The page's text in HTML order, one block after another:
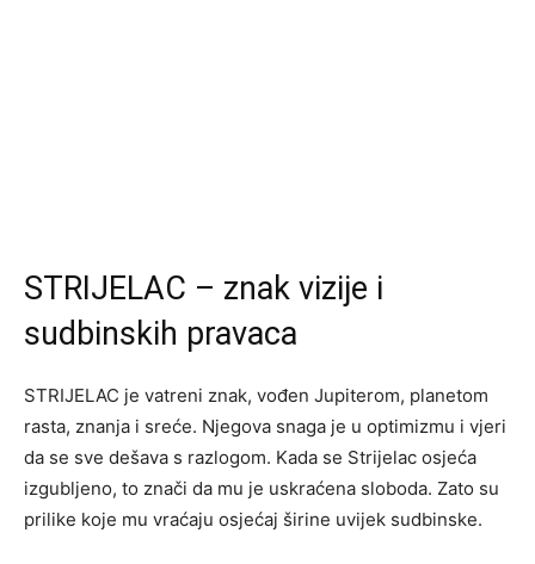
STRIJELAC – znak vizije i
sudbinskih pravaca
STRIJELAC je vatreni znak, vođen Jupiterom, planetom
rasta, znanja i sreće. Njegova snaga je u optimizmu i vjeri
da se sve dešava s razlogom. Kada se Strijelac osjeća
izgubljeno, to znači da mu je uskraćena sloboda. Zato su
prilike koje mu vraćaju osjećaj širine uvijek sudbinske.